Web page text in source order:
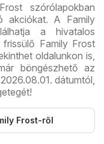
szórólapokban
akciókat. A Family
a hivatalos
Family Frost
oldalunkon is,
böngészhető az
dátumtól,
Frost-ről